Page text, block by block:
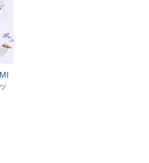
（+10cm特注）
超えの大型の成猫）